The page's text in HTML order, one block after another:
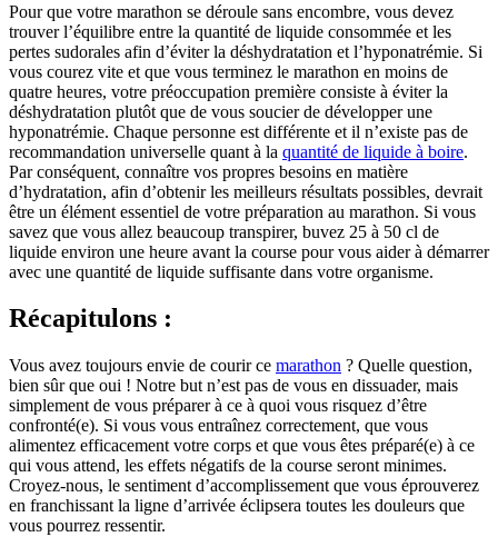
Pour que votre marathon se déroule sans encombre, vous devez
trouver l’équilibre entre la quantité de liquide consommée et les
pertes sudorales afin d’éviter la déshydratation et l’hyponatrémie. Si
vous courez vite et que vous terminez le marathon en moins de
quatre heures, votre préoccupation première consiste à éviter la
déshydratation plutôt que de vous soucier de développer une
hyponatrémie. Chaque personne est différente et il n’existe pas de
recommandation universelle quant à la quantité de liquide à boire.
Par conséquent, connaître vos propres besoins en matière
d’hydratation, afin d’obtenir les meilleurs résultats possibles, devrait
être un élément essentiel de votre préparation au marathon. Si vous
savez que vous allez beaucoup transpirer, buvez 25 à 50 cl de
liquide environ une heure avant la course pour vous aider à démarrer
avec une quantité de liquide suffisante dans votre organisme.
Récapitulons :
Vous avez toujours envie de courir ce marathon ? Quelle question,
bien sûr que oui ! Notre but n’est pas de vous en dissuader, mais
simplement de vous préparer à ce à quoi vous risquez d’être
confronté(e). Si vous vous entraînez correctement, que vous
alimentez efficacement votre corps et que vous êtes préparé(e) à ce
qui vous attend, les effets négatifs de la course seront minimes.
Croyez-nous, le sentiment d’accomplissement que vous éprouverez
en franchissant la ligne d’arrivée éclipsera toutes les douleurs que
vous pourrez ressentir.